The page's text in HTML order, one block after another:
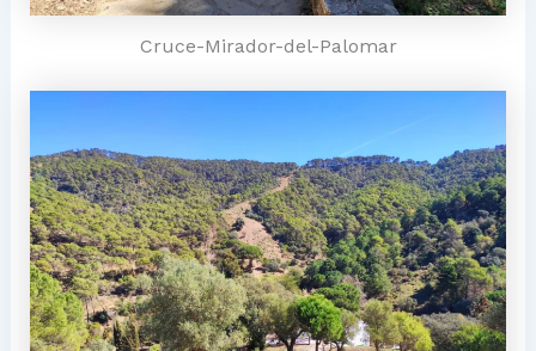
Cruce-Mirador-del-Palomar